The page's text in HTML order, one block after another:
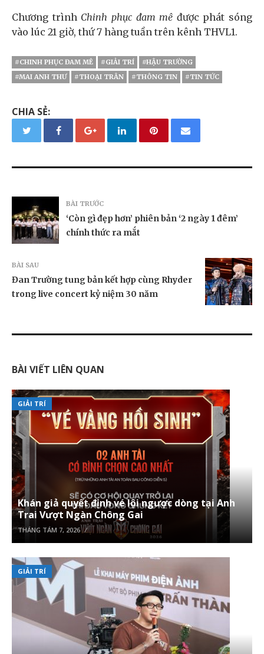
Chương trình Chinh phục đam mê được phát sóng
vào lúc 21 giờ, thứ 7 hàng tuần trên kênh THVL1.
#CHINH PHỤC ĐAM MÊ #GIẢI TRÍ
#HẬU TRƯỜNG
#MAI ANH THƯ
#THOẠI TRÂN #THÔNG TIN #TIN TỨC
CHIA SẺ:
BÀI TRƯỚC
‘Còn gì đẹp hơn’ phiên bản ‘2 ngày 1 đêm’
chính thức ra mắt
BÀI SAU
Đan Trường tung bản kết hợp cùng Rhyder
trong live concert kỷ niệm 30 năm
BÀI VIẾT LIÊN QUAN
GIẢI TRÍ
Khán giả quyết định vé lội ngược dòng tại Anh
Trai Vượt Ngàn Chông Gai
THÁNG TÁM 7, 2026
GIẢI TRÍ